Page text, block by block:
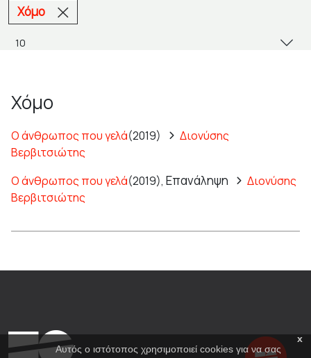
Χόμο
Χόμο
Ο άνθρωπος που γελά(2019)
Διονύσης
Βερβιτσιώτης
Ο άνθρωπος που γελά(2019), Επανάληψη
Διονύσης
Βερβιτσιώτης
x
Αυτός ο ιστότοπος χρησιμοποιεί cookies για να σας